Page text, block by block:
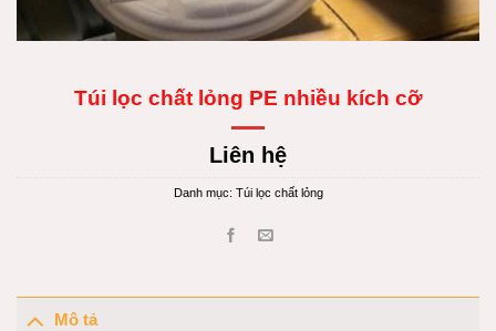
Túi lọc chất lỏng PE nhiều kích cỡ
Liên hệ
Danh mục: Túi lọc chất lỏng
Mô tả